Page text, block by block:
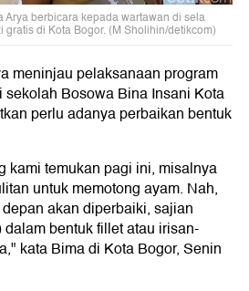
Arya berbicara kepada wartawan di sela
di Kota Bogor. (M Sholihin/detikcom)
meninjau pelaksanaan program
sekolah Bosowa Bina Insani Kota
perlu adanya perbaikan bentuk
kami temukan pagi ini, misalnya
untuk memotong ayam. Nah,
akan diperbaiki, sajian
bentuk fillet atau irisan-
kata Bima di Kota Bogor, Senin